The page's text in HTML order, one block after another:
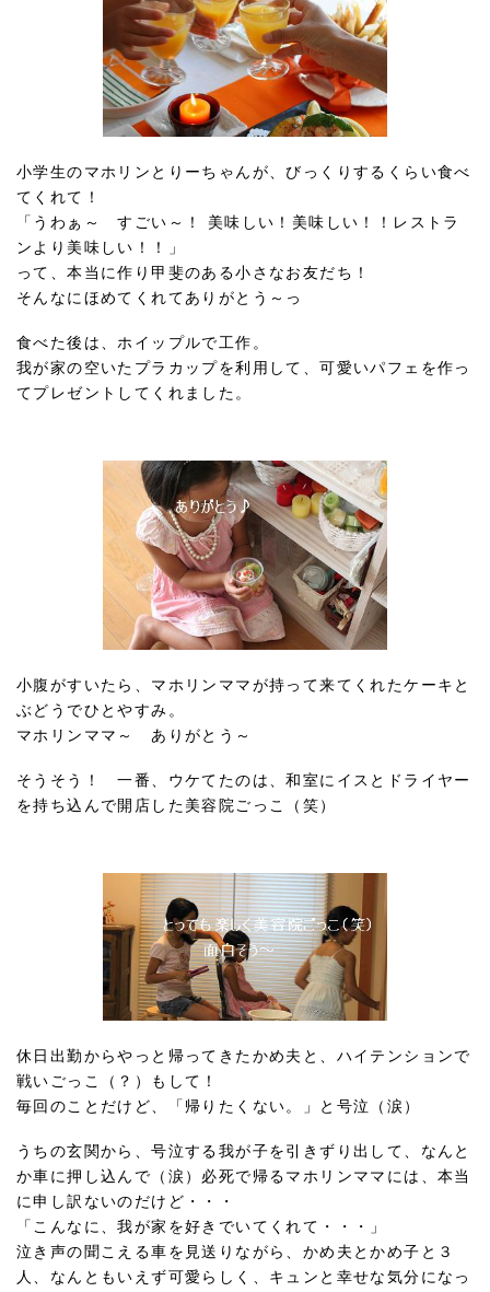
小学生のマホリンとりーちゃんが、びっくりするくらい食べ
てくれて！
「うわぁ～ すごい～！ 美味しい！美味しい！！レストラ
ンより美味しい！！」
って、本当に作り甲斐のある小さなお友だち！
そんなにほめてくれてありがとう～っ
食べた後は、ホイップルで工作。
我が家の空いたプラカップを利用して、可愛いパフェを作っ
てプレゼントしてくれました。
小腹がすいたら、マホリンママが持って来てくれたケーキと
ぶどうでひとやすみ。
マホリンママ～ ありがとう～
そうそう！ 一番、ウケてたのは、和室にイスとドライヤー
を持ち込んで開店した美容院ごっこ（笑）
休日出勤からやっと帰ってきたかめ夫と、ハイテンションで
戦いごっこ（？）もして！
毎回のことだけど、「帰りたくない。」と号泣（涙）
うちの玄関から、号泣する我が子を引きずり出して、なんと
か車に押し込んで（涙）必死で帰るマホリンママには、本当
に申し訳ないのだけど・・・
「こんなに、我が家を好きでいてくれて・・・」
泣き声の聞こえる車を見送りながら、かめ夫とかめ子と３
人、なんともいえず可愛らしく、キュンと幸せな気分になっ